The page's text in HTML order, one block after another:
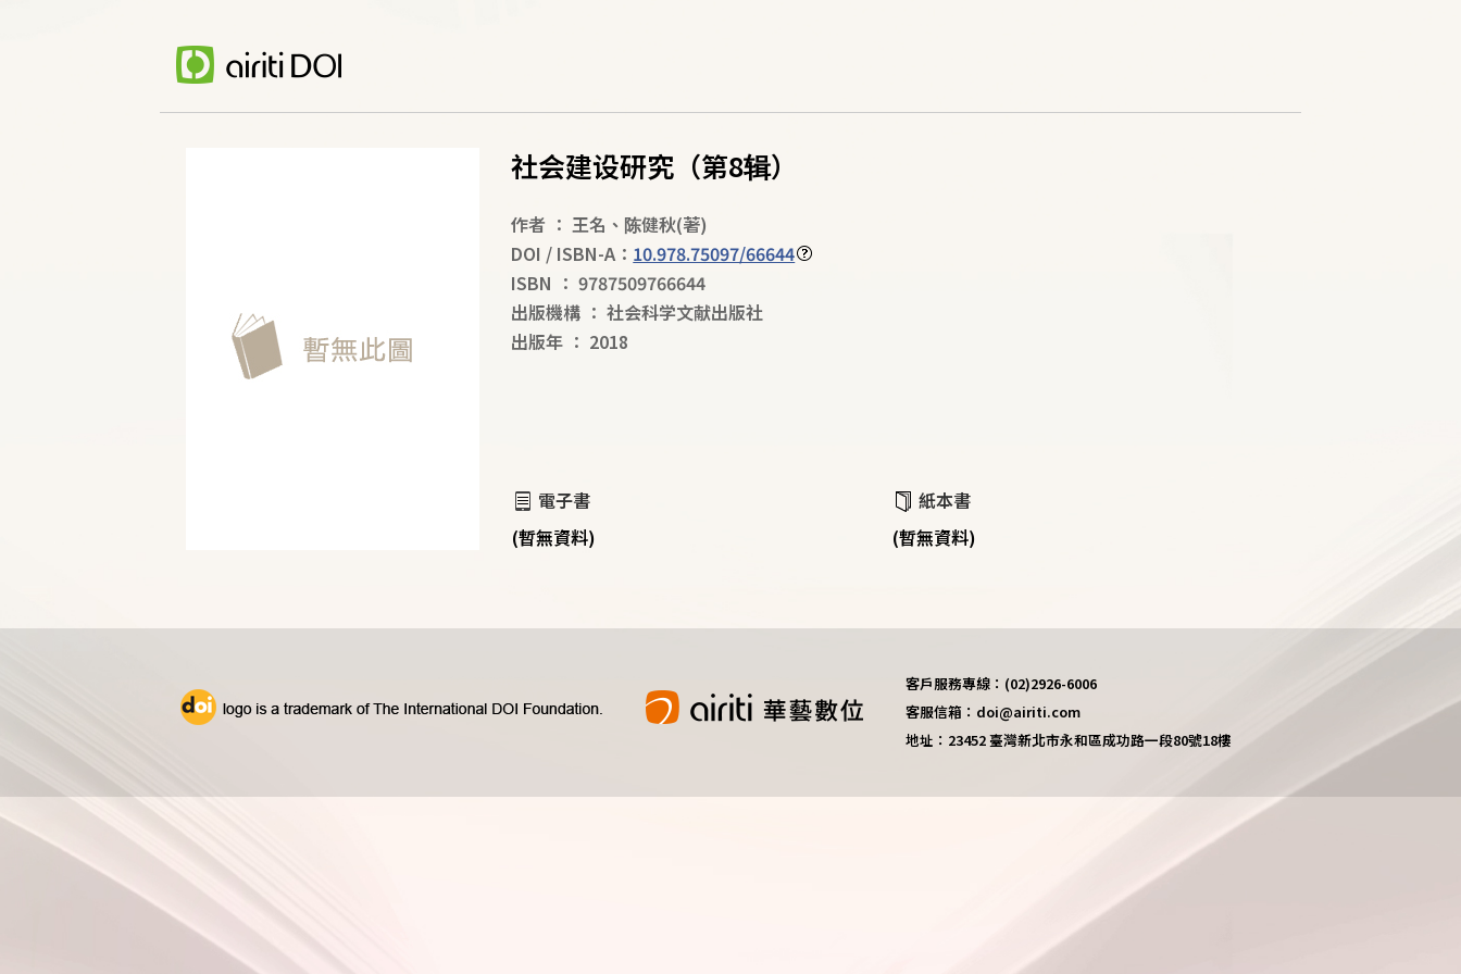
社会建设研究（第8辑）
作者 ： 王名 、 陈健秋(著)
DOI / ISBN-A： 10.978.75097/66644
ISBN ： 9787509766644
出版機構 ： 社会科学文献出版社
出版年 ： 2018
電子書
(暫無資料)
紙本書
(暫無資料)
客戶服務專線：(02)2926-6006
客服信箱：doi@airiti.com
地址：23452 臺灣新北市永和區成功路一段80號18樓